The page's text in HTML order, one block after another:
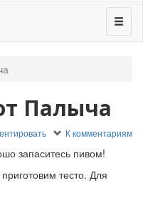
Палыча
К комментариям
запаситесь пивом!
тесто. Для